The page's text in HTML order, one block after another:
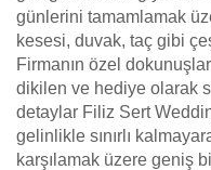
günlerini tamamlamak
kesesi, duvak, taç gibi
Firmanın özel
dikilen ve hediye olarak
detaylar Filiz Sert
gelinlikle sınırlı
karşılamak üzere geniş